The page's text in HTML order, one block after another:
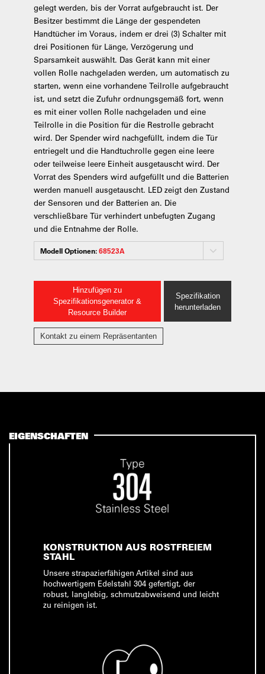
gelegt werden, bis der Vorrat aufgebraucht ist. Der
Besitzer bestimmt die Länge der gespendeten
Handtücher im Voraus, indem er drei (3) Schalter mit
drei Positionen für Länge, Verzögerung und
Sparsamkeit auswählt. Das Gerät kann mit einer
vollen Rolle nachgeladen werden, um automatisch zu
starten, wenn eine vorhandene Teilrolle aufgebraucht
ist, und setzt die Zufuhr ordnungsgemäß fort, wenn
es mit einer vollen Rolle nachgeladen und eine
Teilrolle in die Position für die Restrolle gebracht
wird. Der Spender wird nachgefüllt, indem die Tür
entriegelt und die Handtuchrolle gegen eine leere
oder teilweise leere Einheit ausgetauscht wird. Der
Vorrat des Spenders wird aufgefüllt und die Batterien
werden manuell ausgetauscht. LED zeigt den Zustand
der Sensoren und der Batterien an. Die
verschließbare Tür verhindert unbefugten Zugang
und die Entnahme der Rolle.
Modell Optionen:68523A
Hinzufügen zu
Spezifikationsgenerator &
Resource Builder
Spezifikation
herunterladen
Kontakt zu einem Repräsentanten
EIGENSCHAFTEN
KONSTRUKTION AUS ROSTFREIEM
STAHL
Unsere strapazierfähigen Artikel sind aus
hochwertigem Edelstahl 304 gefertigt, der
robust, langlebig, schmutzabweisend und leicht
zu reinigen ist.